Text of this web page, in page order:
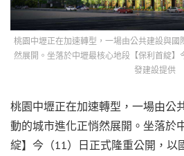
桃園中壢正在加速轉型，一場由公共建設與國
然展開。坐落於中壢最核心地段【保利首綻】
發建設提供
桃園中壢正在加速轉型，一場由公
動的城市進化正悄然展開。坐落於
綻】今（11）日正式隆重公開，以